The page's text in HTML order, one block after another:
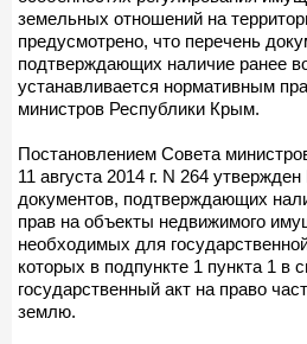
земельных отношений на
предусмотрено, что перечень
подтверждающих наличие ранее
устанавливается нормативным
министров Республики Крым.
Постановлением Совета
11 августа 2014 г. N 264
документов, подтверждающих
прав на объекты недвижимого
необходимых для
которых в подпункте 1 пункта 1 в
государственный акт на право
землю.